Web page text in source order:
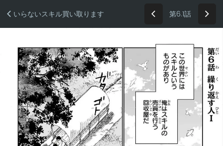
いらないスキル買い取ります 第6.1話